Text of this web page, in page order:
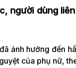
người dùng
ảnh hưởng đến
của phụ nữ,